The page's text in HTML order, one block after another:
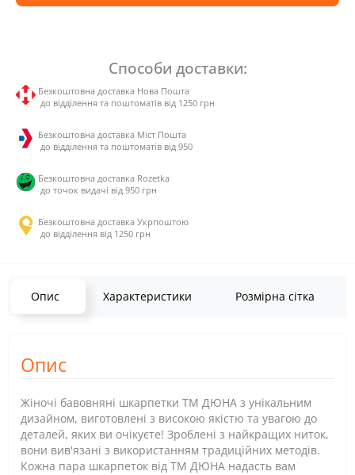
Способи доставки:
Безкоштовна доставка Нова Пошта
до відділення та поштоматів від 1250 грн
Безкоштовна доставка Міст Пошта
до відділення та поштоматів від 950
Безкоштовна доставка Rozetka
до точок видачі від 950 грн
Безкоштовна доставка Укрпоштою
до відділення від 1250 грн
Опис Характеристики Розмірна сітка
Опис
Жіночі бавовняні шкарпетки ТМ ДЮНА з унікальним
дизайном, виготовлені з високою якістю та увагою до
деталей, яких ви очікуєте! Зроблені з найкращих ниток,
вони вив'язані з використанням традиційних методів.
Кожна пара шкарпеток від ТМ ДЮНА надасть вам